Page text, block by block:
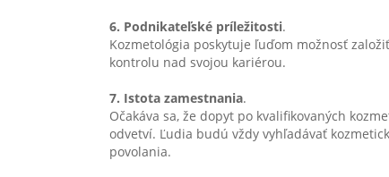
6. Podnikateľské príležitosti.
Kozmetológia poskytuje ľuďom možnosť
kontrolu nad svojou kariérou.
7. Istota zamestnania.
Očakáva sa, že dopyt po kvalifikovaných
odvetví. Ľudia budú vždy vyhľadávať
povolania.